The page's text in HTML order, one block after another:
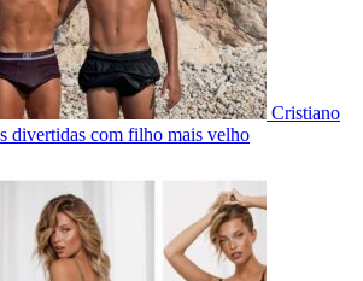
Cristiano
divertidas com filho mais velho